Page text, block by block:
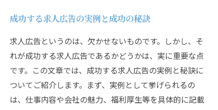
成功する求人広告の実例と成功の秘訣
求人広告というのは、欠かせないものです。しかし、そ
れが成功する求人広告であるかどうかは、実に重要な点
です。この文章では、成功する求人広告の実例と秘訣に
ついてご紹介します。まず、実例として挙げられるの
は、仕事内容や会社の魅力、福利厚生等を具体的に記載